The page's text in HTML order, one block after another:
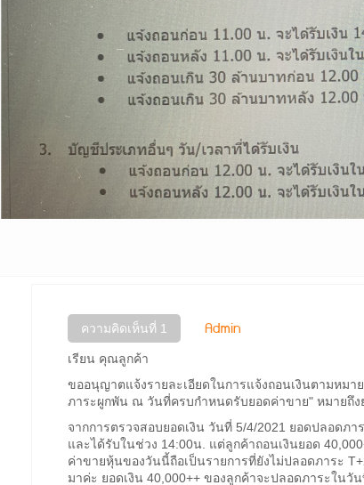
ความคิดเห็นที่ 1 Admin
เรียน คุณลูกค้า
ขออนุญาตแจ้งรายละเอียดในการแจ้งถอนเงินตามหม
ภาระผูกพัน ณ วันที่ครบกำหนดรับยอดค่าขาย" หมายถึง
จากการตรวจสอบยอดเงิน วันที่ 5/4/2021 ยอดปลอดภ
และได้รับในช่วง 14:00น. แต่ลูกค้าถอนเงินยอด
ค่าขายหุ้นของวันนี้ถือเป็นรายการที่ยังไม่ปลอดภาระ
มาค่ะ ยอดเงิน 40,000++ ของลูกค้าจะปลอดภาระใน